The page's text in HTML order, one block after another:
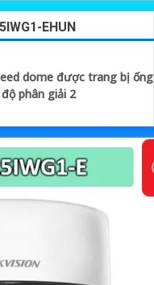
EHUN
dome được trang bị
phân giải 2